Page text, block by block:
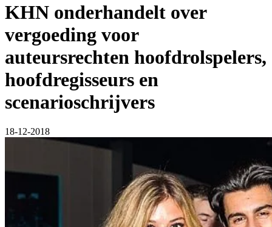
KHN onderhandelt over
vergoeding voor
auteursrechten hoofdrolspelers,
hoofdregisseurs en
scenarioschrijvers
18-12-2018